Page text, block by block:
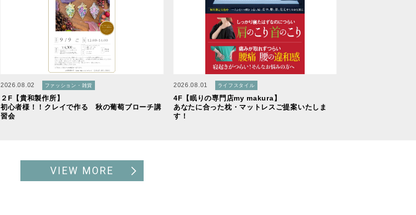
2026.08.02 ファッション・雑貨
２F【貴和製作所】
初心者様！！クレイで作る 秋の葡萄ブローチ講
習会
2026.08.01 ライフスタイル
4F【眠りの専門店my makura】
あなたに合った枕・マットレスご提案いたしま
す！
VIEW MORE